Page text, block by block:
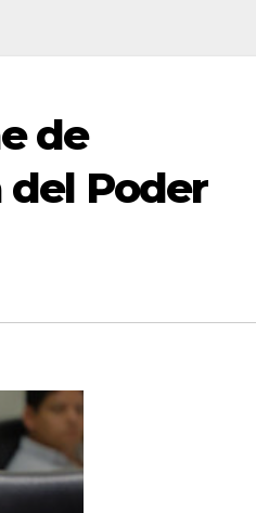
de
Poder